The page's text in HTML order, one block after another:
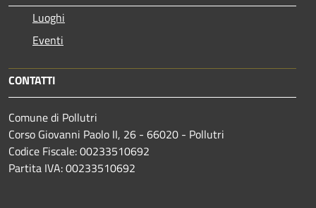
Luoghi
Eventi
CONTATTI
Comune di Pollutri
Corso Giovanni Paolo II, 26 - 66020 - Pollutri
Codice Fiscale: 00233510692
Partita IVA: 00233510692